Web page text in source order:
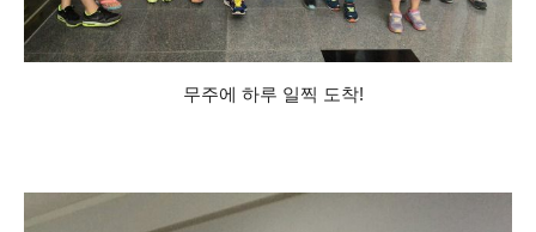
무주에 하루 일찍 도착!